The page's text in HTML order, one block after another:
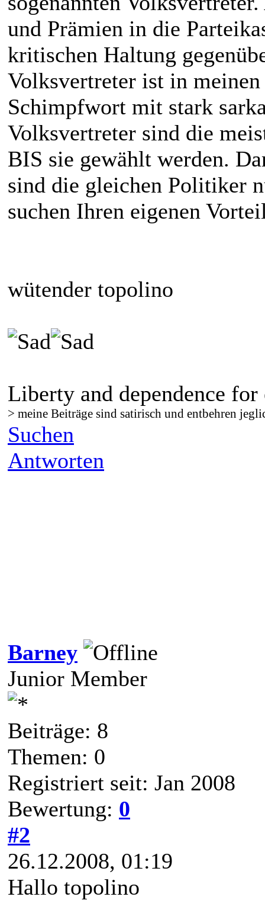
und Prämien in die
kritischen Haltung
Volksvertreter ist in
Schimpfwort mit stark
Volksvertreter sind die
BIS sie gewählt werden.
sind die gleichen Politiker
suchen Ihren eigenen
wütender topolino
Liberty and dependence for
> meine Beiträge sind satirisch und entbehren
Suchen
Antworten
Barney
Junior Member
Beiträge: 8
Themen: 0
Registriert seit: Jan 2008
Bewertung: 0
#2
26.12.2008, 01:19
Hallo topolino